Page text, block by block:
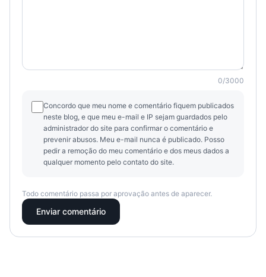
0/3000
Concordo que meu nome e comentário fiquem publicados
neste blog, e que meu e-mail e IP sejam guardados pelo
administrador do site para confirmar o comentário e
prevenir abusos. Meu e-mail nunca é publicado. Posso
pedir a remoção do meu comentário e dos meus dados a
qualquer momento pelo contato do site.
Todo comentário passa por aprovação antes de aparecer.
Enviar comentário